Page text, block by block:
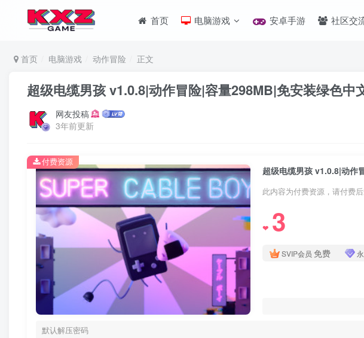
首页 电脑游戏 安卓手游 社区交
首页 电脑游戏 动作冒险 正文
超级电缆男孩 v1.0.8|动作冒险|容量298MB|免安装绿色中
网友投稿
3年前更新
超级电缆男孩 v1.0.8|动作
此内容为付费资源，请付费
❤ 3
SVIP会员 免费
默认解压密码
付费资源